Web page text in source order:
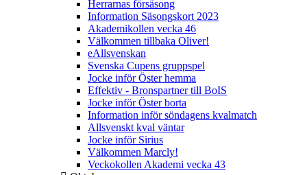
Herrarnas försäsong
Information Säsongskort 2023
Akademikollen vecka 46
Välkommen tillbaka Oliver!
eAllsvenskan
Svenska Cupens gruppspel
Jocke inför Öster hemma
Effektiv - Bronspartner till BoIS
Jocke inför Öster borta
Information inför söndagens kvalmatch
Allsvenskt kval väntar
Jocke inför Sirius
Välkommen Marcly!
Veckokollen Akademi vecka 43